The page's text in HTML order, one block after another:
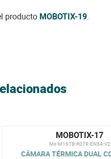
producto MOBOTIX-19.
MOBOTIX-17
Mx-M16TB-R079-EN54-V2
CÁMARA TÉRMICA DUAL